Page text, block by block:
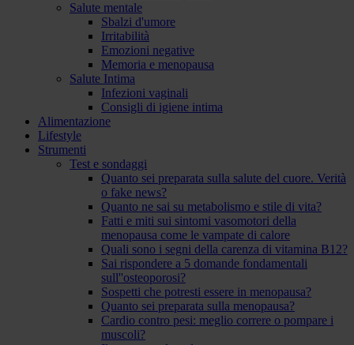
Salute mentale
Sbalzi d'umore
Irritabilità
Emozioni negative
Memoria e menopausa
Salute Intima
Infezioni vaginali
Consigli di igiene intima
Alimentazione
Lifestyle
Strumenti
Test e sondaggi
Quanto sei preparata sulla salute del cuore. Verità
o fake news?
Quanto ne sai su metabolismo e stile di vita?
Fatti e miti sui sintomi vasomotori della
menopausa come le vampate di calore
Quali sono i segni della carenza di vitamina B12?
Sai rispondere a 5 domande fondamentali
sull''osteoporosi?
Sospetti che potresti essere in menopausa?
Quanto sei preparata sulla menopausa?
Cardio contro pesi: meglio correre o pompare i
muscoli?